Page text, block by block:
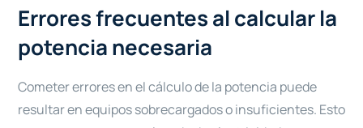
Errores frecuentes al calcular la
potencia necesaria
Cometer errores en el cálculo de la potencia puede
resultar en equipos sobrecargados o insuficientes. Esto